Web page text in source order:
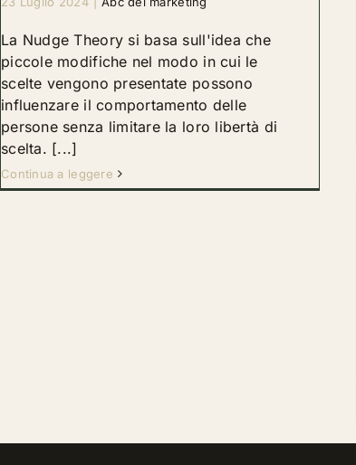
La Nudge Theory si basa sull'idea che
piccole modifiche nel modo in cui le
scelte vengono presentate possono
influenzare il comportamento delle
persone senza limitare la loro libertà di
scelta. [...]
Continua a leggere